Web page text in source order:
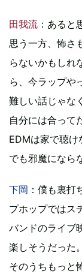
田我流 ：あると
思う一方、怖さ
らないかもし
ら、今ラップや
難しい話じゃな
自分には合って
EDMは家で聴け
でも邪魔になら
下岡 ：僕も裏
プホップではス
バンドのライブ
楽しそうだった
そのうちもっと